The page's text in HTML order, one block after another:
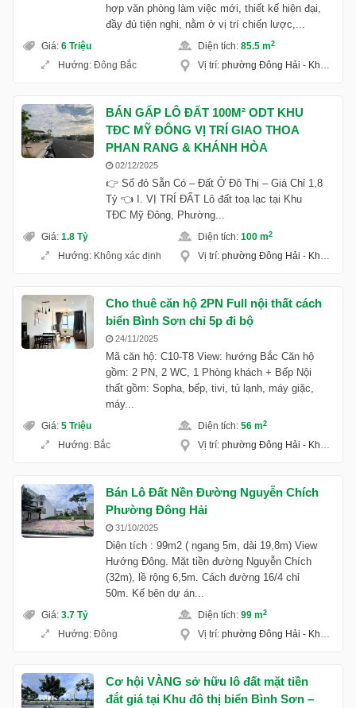
hợp văn phòng làm việc mới, thiết kế hiện đại,
đầy đủ tiện nghi, nằm ở vị trí chiến lược,...
Giá: 6 Triệu Diện tích: 85.5 m2
Hướng: Đông Bắc Vị trí: phường Đông Hải - Khánh Hoà
BÁN GẤP LÔ ĐẤT 100M² ODT KHU
TĐC MỸ ĐÔNG VỊ TRÍ GIAO THOA
PHAN RANG & KHÁNH HÒA
02/12/2025
👉 Sổ đỏ Sẵn Có – Đất Ở Đô Thị – Giá Chỉ 1,8
Tỷ 👈 I. VỊ TRÍ ĐẤT Lô đất toạ lạc tại Khu
TĐC Mỹ Đông, Phường...
Giá: 1.8 Tỷ Diện tích: 100 m2
Hướng: Không xác định Vị trí: phường Đông Hải - Khánh Hoà
Cho thuê căn hộ 2PN Full nội thất cách
biển Bình Sơn chỉ 5p đi bộ
24/11/2025
Mã căn hộ: C10-T8 View: hướng Bắc Căn hộ
gồm: 2 PN, 2 WC, 1 Phòng khách + Bếp Nội
thất gồm: Sopha, bếp, tivi, tủ lạnh, máy giặc,
máy...
Giá: 5 Triệu Diện tích: 56 m2
Hướng: Bắc Vị trí: phường Đông Hải - Khánh Hoà
Bán Lô Đất Nền Đường Nguyễn Chích
Phường Đông Hải
31/10/2025
Diện tích : 99m2 ( ngang 5m, dài 19,8m) View
Hướng Đông. Mặt tiền đường Nguyễn Chích
(32m), lề rộng 6,5m. Cách đường 16/4 chỉ
50m. Kế bên dự án...
Giá: 3.7 Tỷ Diện tích: 99 m2
Hướng: Đông Vị trí: phường Đông Hải - Khánh Hoà
Cơ hội VÀNG sở hữu lô đất mặt tiền
đắt giá tại Khu đô thị biển Bình Sơn –